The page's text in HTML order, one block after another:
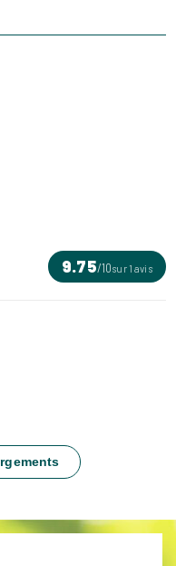
9.75/10sur 1 avis